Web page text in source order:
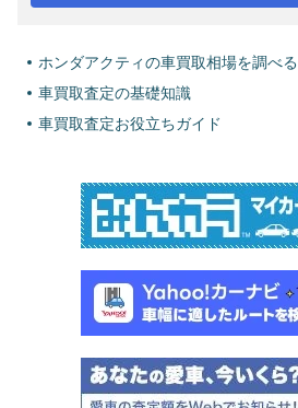
ホンダアクティの車買取相場を調べる
車買取査定の基礎知識
車買取査定お役立ちガイド